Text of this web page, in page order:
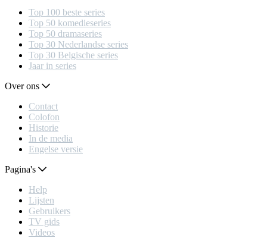
Top 100 beste series
Top 50 komedieseries
Top 50 dramaseries
Top 30 Nederlandse series
Top 30 Belgische series
Jaar in series
Over ons
Contact
Colofon
Historie
In de media
Engelse versie
Pagina's
Help
Lijsten
Gebruikers
TV gids
Videos